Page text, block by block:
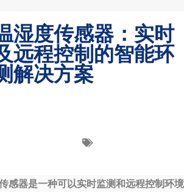
湿度传感器：实时
远程控制的智能环
解决方案
感器是一种可以实时监测和远程控制环境